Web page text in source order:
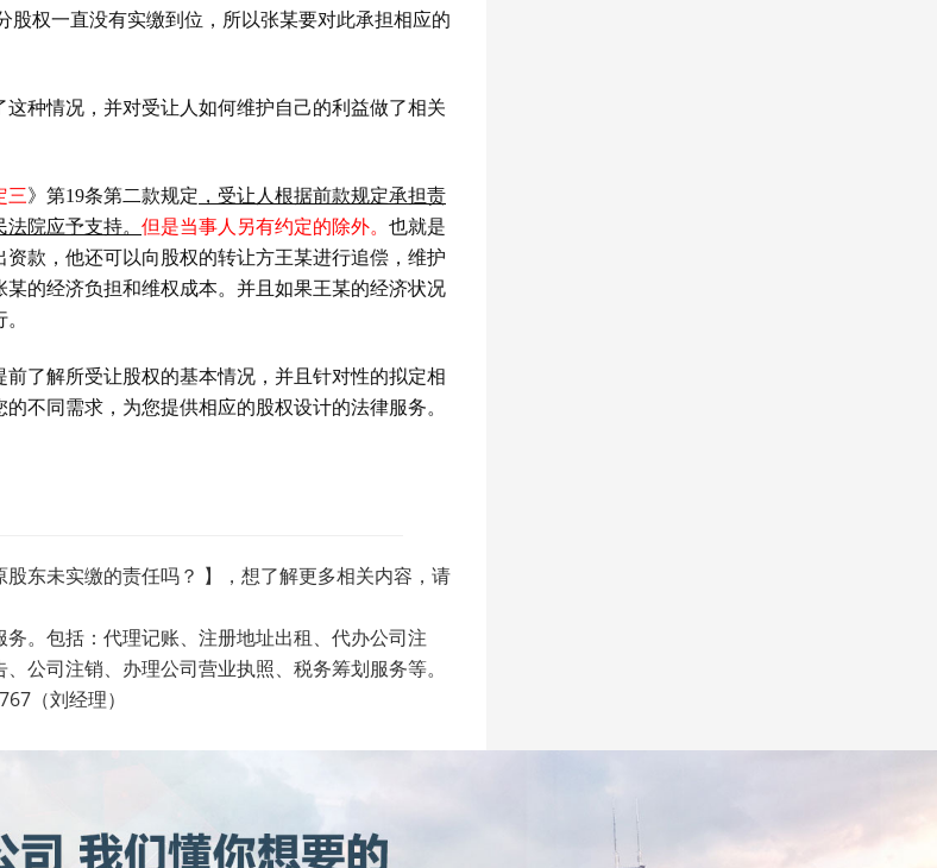
股权一直没有实缴到位，所以张某要对此承担相应的
种情况，并对受让人如何维护自己的利益做了相关
三》第19条第二款规定 ，受让人根据前款规定承担责
院应予支持。 但是当事人另有约定的除外。 也就是
资款，他还可以向股权的转让方王某进行追偿，维护
的经济负担和维权成本。并且如果王某的经济状况
了解所受让股权的基本情况，并且针对性的拟定相
不同需求，为您提供相应的股权设计的法律服务。
东未实缴的责任吗？ 】，想了解更多相关内容，请
。包括：代理记账、注册地址出租、代办公司注
公司注销、办理公司营业执照、税务筹划服务等。
（刘经理）